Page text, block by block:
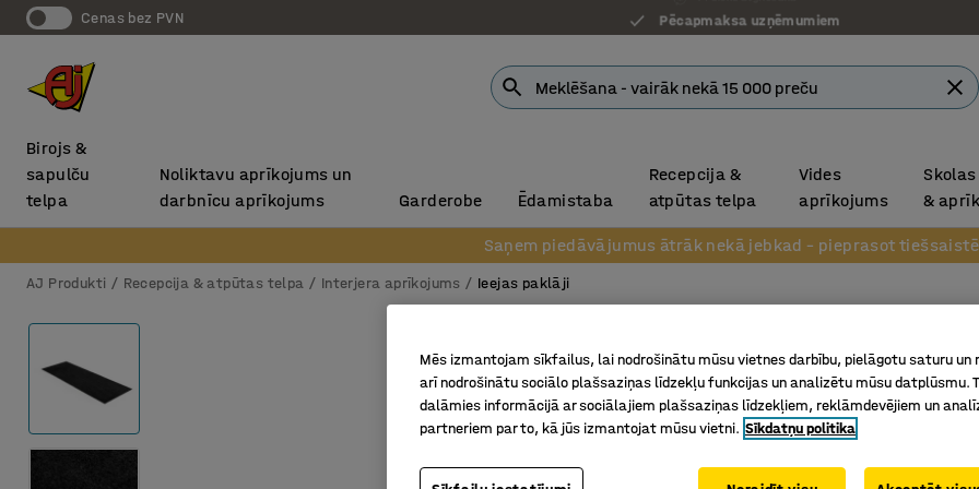
Cenas bez PVN Pēcapmaksa uzņēmumiem
Birojs &
sapulču
telpa
Noliktavu aprīkojums un
darbnīcu aprīkojums
Garderobe Ēdamistaba
Recepcija &
atpūtas telpa
Vides
aprīkojums
&
Saņem piedāvājumus ātrāk nekā jebkad – pieprasot
AJ Produkti Recepcija & atpūtas telpa Interjera aprīkojums Ieejas paklāji
paklājs
Mēs izmantojam sīkfailus, lai nodrošinātu mūsu vietnes darbību, pielāgotu saturu un
arī nodrošinātu sociālo plašsaziņas līdzekļu funkcijas un analizētu mūsu datplūsmu.
dalāmies informācijā ar sociālajiem plašsaziņas līdzekļiem, reklāmdevējiem un
partneriem par to, kā jūs izmantojat mūsu vietni. Sīkdatņu politika